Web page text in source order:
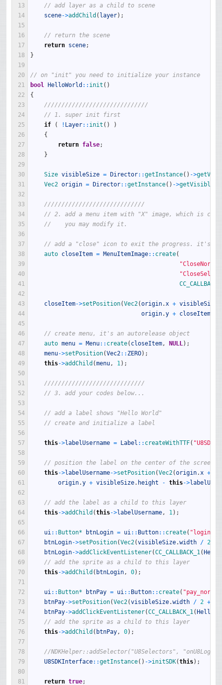
13
14
15
16
17
18
19
20
21
22
23
24
25
26
27
28
29
30
31
32
33
34
35
36
37
38
39
40
41
42
43
44
45
46
47
48
49
50
51
52
53
54
55
56
57
58
59
60
61
62
63
64
65
66
67
68
69
70
71
72
73
74
75
76
77
78
79
80
81
// add layer as a child to scene
scene->addChild ( layer) ;
// return the scene
return scene;
}
// on "init" you need to initialize your instance
bool
HelloWorld :: init ( )
{
//////////////////////////////
// 1. super init first
if
( ! Layer:: init ( )
)
{
return false;
}
Size visibleSize = Director::getInstance( ) ->
Vec2 origin = Director::getInstance( ) ->
/////////////////////////////
// 2. add a menu item with "X" image, which is
//    you may modify it.
// add a "close" icon to exit the progress. it's an
auto closeItem = MenuItemImage:: create(
closeItem->setPosition(Vec2(origin.x + visibleSize
origin.y + closeItem
// create menu, it's an autorelease object
auto menu = Menu:: create( closeItem, NULL) ;
menu->setPosition(Vec2:: ZERO) ;
this->addChild (menu, 1) ;
/////////////////////////////
// 3. add your codes below...
// add a label shows "Hello World"
// create and initialize a label
this->labelUsername = Label :: createWithTTF( "U8SDK"
// position the label on the center of the screen
this->labelUsername->setPosition(Vec2(origin.x +
origin.y + visibleSize. height - this->
// add the label as a child to this layer
this->addChild (this->labelUsername, 1) ;
ui:: Button* btnLogin = ui:: Button:: create(
btnLogin->setPosition(Vec2(visibleSize.width / 2
btnLogin->addClickEventListener(CC_CALLBACK_1(
// add the sprite as a child to this layer
this->addChild ( btnLogin, 0) ;
ui:: Button* btnPay = ui:: Button:: create(
btnPay->setPosition(Vec2(visibleSize.width / 2 +
btnPay->addClickEventListener(CC_CALLBACK_1(
// add the sprite as a child to this layer
this->addChild ( btnPay, 0) ;
//NDKHelper::addSelector("U8Selectors",
U8SDKInterface::getInstance( ) ->initSDK(this) ;
return true;